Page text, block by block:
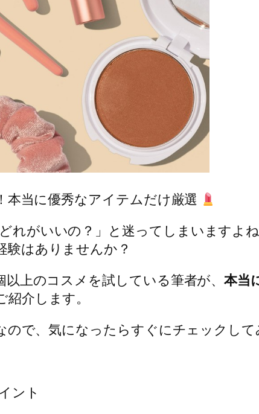
当に優秀なアイテムだけ厳選
れがいいの？」と迷ってしまいますよ
はありませんか？
上のコスメを試している筆者が、本当
介します。
で、気になったらすぐにチェックして
ント